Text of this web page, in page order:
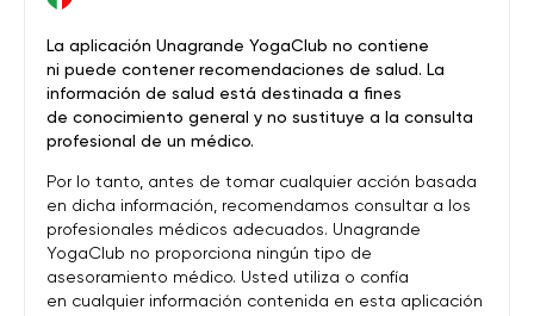
La aplicación Unagrande YogaClub no contiene
ni puede contener recomendaciones de salud. La
información de salud está destinada a fines
de conocimiento general y no sustituye a la consulta
profesional de un médico.
Por lo tanto, antes de tomar cualquier acción basada
en dicha información, recomendamos consultar a los
profesionales médicos adecuados. Unagrande
YogaClub no proporciona ningún tipo de
asesoramiento médico. Usted utiliza o confía
en cualquier información contenida en esta aplicación